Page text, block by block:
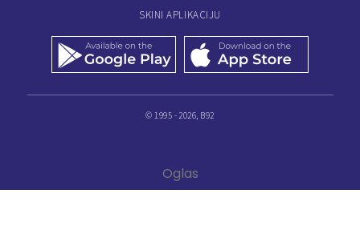
SKINI APLIKACIJU
© 1995 - 2026, B92